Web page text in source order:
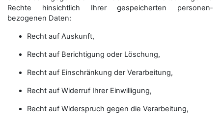
Rechte hinsichtlich Ihrer gespeicherten personen­
bezogenen Daten:
Recht auf Auskunft,
Recht auf Berichtigung oder Löschung,
Recht auf Einschränkung der Verarbeitung,
Recht auf Widerruf Ihrer Einwilligung,
Recht auf Widerspruch gegen die Verarbeitung,